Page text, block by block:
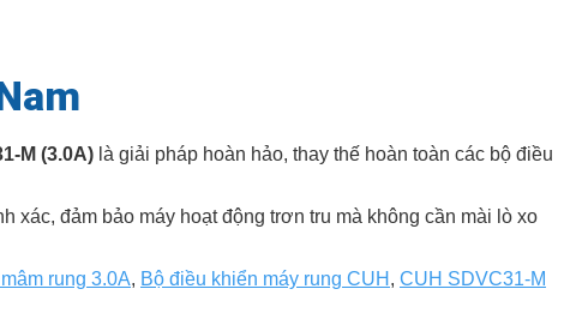
M (3.0A) là giải pháp hoàn hảo, thay thế hoàn toàn các bộ điều
xác, đảm bảo máy hoạt động trơn tru mà không cần mài lò xo
rung 3.0A, Bộ điều khiển máy rung CUH , CUH SDVC31-M